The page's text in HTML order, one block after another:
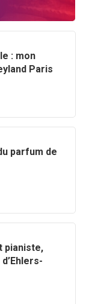
: mon
Paris
parfum de
pianiste,